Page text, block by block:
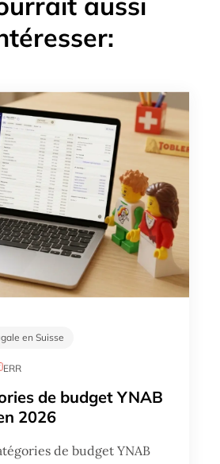
en Suisse
ERR
de budget YNAB
2026
de budget YNAB